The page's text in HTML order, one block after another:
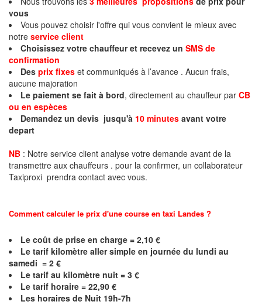
vous
Vous pouvez choisir l'offre qui vous convient le mieux avec
notre service client
Choisissez votre chauffeur et recevez un SMS de
confirmation
Des prix fixes et communiqués à l’avance . Aucun frais,
aucune majoration
Le paiement se fait à bord, directement au chauffeur par CB
ou en espèces
Demandez un devis jusqu'à 10 minutes avant votre
depart
NB : Notre service client analyse votre demande avant de la
transmettre aux chauffeurs . pour la confirmer, un collaborateur
Taxiproxi prendra contact avec vous.
Comment calculer le prix d'une course en taxi Landes ?
Le coût de prise en charge = 2,10 €
Le tarif kilomètre aller simple en journée du lundi au
samedi = 2 €
Le tarif au kilomètre nuit = 3 €
Le tarif horaire = 22,90 €
Les horaires de Nuit 19h-7h